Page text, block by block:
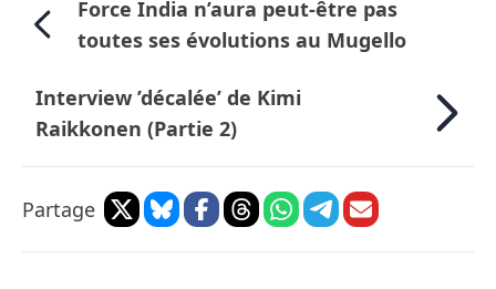
Force India n’aura peut-être pas
toutes ses évolutions au Mugello
Interview ’décalée’ de Kimi
Raikkonen (Partie 2)
Partage